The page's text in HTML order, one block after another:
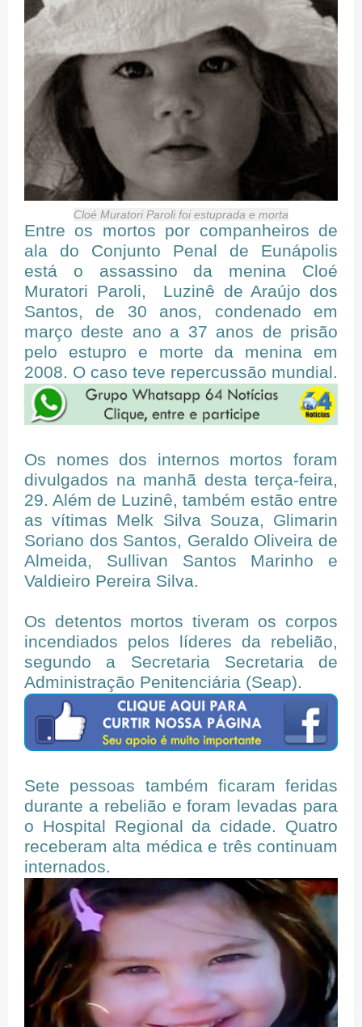
Cloé Muratori Paroli foi estuprada e morta
Entre os mortos por companheiros de
ala do Conjunto Penal de Eunápolis
está o assassino da menina Cloé
Muratori Paroli, Luzinê de Araújo dos
Santos, de 30 anos, condenado em
março deste ano a 37 anos de prisão
pelo estupro e morte da menina em
2008. O caso teve repercussão mundial.
Os nomes dos internos mortos foram
divulgados na manhã desta terça-feira,
29. Além de Luzinê, também estão entre
as vítimas Melk Silva Souza, Glimarin
Soriano dos Santos, Geraldo Oliveira de
Almeida, Sullivan Santos Marinho e
Valdieiro Pereira Silva.
Os detentos mortos tiveram os corpos
incendiados pelos líderes da rebelião,
segundo a Secretaria Secretaria de
Administração Penitenciária (Seap).
Sete pessoas também ficaram feridas
durante a rebelião e foram levadas para
o Hospital Regional da cidade. Quatro
receberam alta médica e três continuam
internados.